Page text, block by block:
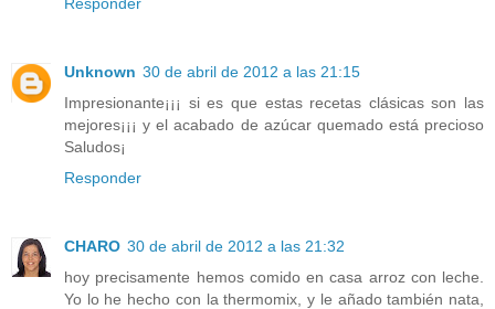
Unknown 30 de abril de 2012 a las 21:15
Impresionante¡¡¡ si es que estas recetas clásicas son las
mejores¡¡¡ y el acabado de azúcar quemado está precioso
Saludos¡
Responder
CHARO 30 de abril de 2012 a las 21:32
hoy precisamente hemos comido en casa arroz con leche.
Yo lo he hecho con la thermomix, y le añado también nata,